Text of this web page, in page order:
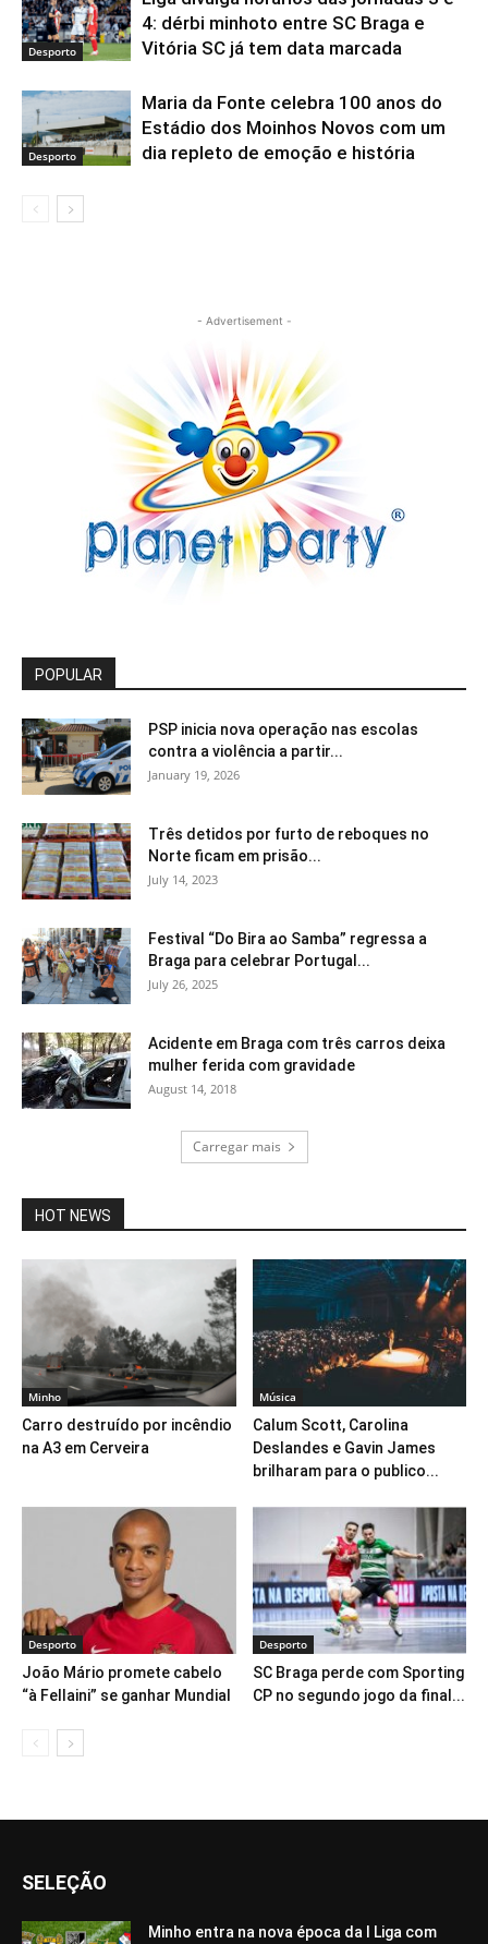
Desporto
4: dérbi minhoto entre SC Braga e
Vitória SC já tem data marcada
Desporto
Maria da Fonte celebra 100 anos do
Estádio dos Moinhos Novos com um
dia repleto de emoção e história
- Advertisement -
POPULAR
PSP inicia nova operação nas escolas
contra a violência a partir...
January 19, 2026
Três detidos por furto de reboques no
Norte ficam em prisão...
July 14, 2023
Festival “Do Bira ao Samba” regressa a
Braga para celebrar Portugal...
July 26, 2025
Acidente em Braga com três carros deixa
mulher ferida com gravidade
August 14, 2018
Carregar mais
HOT NEWS
Minho
Carro destruído por incêndio
na A3 em Cerveira
Música
Calum Scott, Carolina
Deslandes e Gavin James
brilharam para o publico...
Desporto
João Mário promete cabelo
“à Fellaini” se ganhar Mundial
Desporto
SC Braga perde com Sporting
CP no segundo jogo da final...
SELEÇÃO
Minho entra na nova época da I Liga com